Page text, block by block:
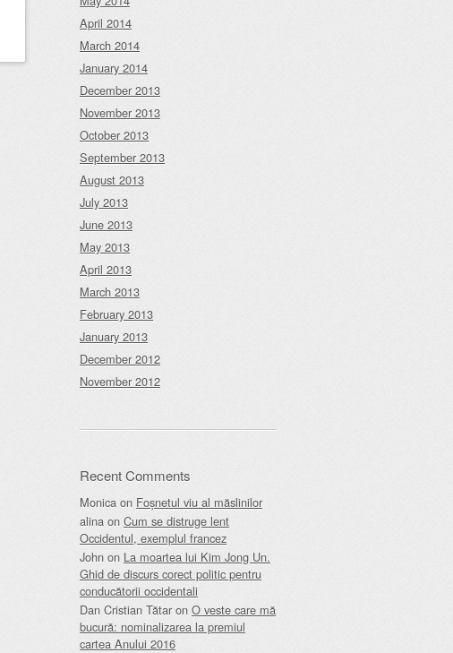
April 2014
March 2014
January 2014
December 2013
November 2013
October 2013
September 2013
August 2013
July 2013
June 2013
May 2013
April 2013
March 2013
February 2013
January 2013
December 2012
November 2012
Recent Comments
Monica on Foșnetul viu al măslinilor
alina on Cum se distruge lent
Occidentul, exemplul francez
John on La moartea lui Kim Jong Un.
Ghid de discurs corect politic pentru
conducătorii occidentali
Dan Cristian Tătar on O veste care mă
bucură: nominalizarea la premiul
cartea Anului 2016